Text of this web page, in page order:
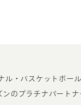
ル・バスケットボー
のプラチナパート